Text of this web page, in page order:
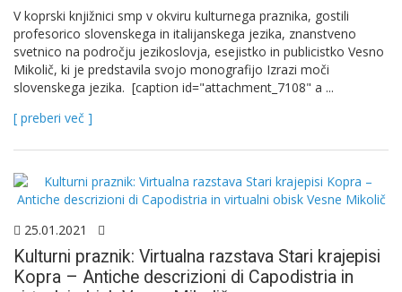
V koprski knjižnici smp v okviru kulturnega praznika, gostili
profesorico slovenskega in italijanskega jezika, znanstveno
svetnico na področju jezikoslovja, esejistko in publicistko Vesno
Mikolič, ki je predstavila svojo monografijo Izrazi moči
slovenskega jezika. [caption id="attachment_7108" a ...
[ preberi več ]
25.01.2021
Kulturni praznik: Virtualna razstava Stari krajepisi
Kopra – Antiche descrizioni di Capodistria in